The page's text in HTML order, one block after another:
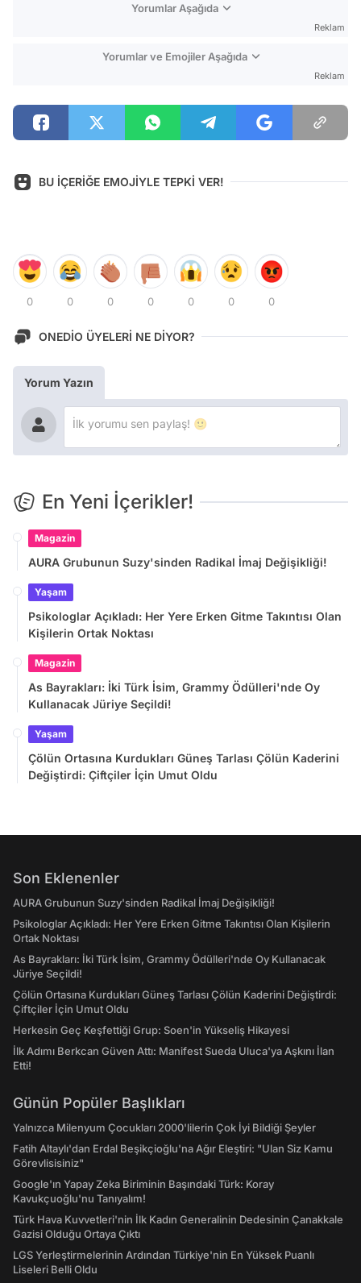
Yorumlar Aşağıda
Reklam
Yorumlar ve Emojiler Aşağıda
Reklam
BU İÇERİĞE EMOJİYLE TEPKİ VER!
0 0 0 0 0 0 0
ONEDİO ÜYELERİ NE DİYOR?
Yorum Yazın
En Yeni İçerikler!
Magazin
AURA Grubunun Suzy'sinden Radikal İmaj Değişikliği!
Yaşam
Psikologlar Açıkladı: Her Yere Erken Gitme Takıntısı Olan
Kişilerin Ortak Noktası
Magazin
As Bayrakları: İki Türk İsim, Grammy Ödülleri'nde Oy
Kullanacak Jüriye Seçildi!
Yaşam
Çölün Ortasına Kurdukları Güneş Tarlası Çölün Kaderini
Değiştirdi: Çiftçiler İçin Umut Oldu
Son Eklenenler
AURA Grubunun Suzy'sinden Radikal İmaj Değişikliği!
Psikologlar Açıkladı: Her Yere Erken Gitme Takıntısı Olan Kişilerin
Ortak Noktası
As Bayrakları: İki Türk İsim, Grammy Ödülleri'nde Oy Kullanacak
Jüriye Seçildi!
Çölün Ortasına Kurdukları Güneş Tarlası Çölün Kaderini Değiştirdi:
Çiftçiler İçin Umut Oldu
Herkesin Geç Keşfettiği Grup: Soen'in Yükseliş Hikayesi
İlk Adımı Berkcan Güven Attı: Manifest Sueda Uluca'ya Aşkını İlan
Etti!
Günün Popüler Başlıkları
Yalnızca Milenyum Çocukları 2000'lilerin Çok İyi Bildiği Şeyler
Fatih Altaylı'dan Erdal Beşikçioğlu'na Ağır Eleştiri: "Ulan Siz Kamu
Görevlisisiniz"
Google'ın Yapay Zeka Biriminin Başındaki Türk: Koray
Kavukçuoğlu'nu Tanıyalım!
Türk Hava Kuvvetleri'nin İlk Kadın Generalinin Dedesinin Çanakkale
Gazisi Olduğu Ortaya Çıktı
LGS Yerleştirmelerinin Ardından Türkiye'nin En Yüksek Puanlı
Liseleri Belli Oldu